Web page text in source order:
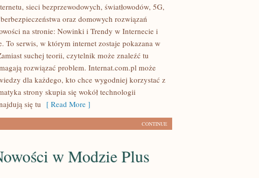
sieci bezprzewodowych, światłowodów, 5G,
oraz domowych rozwiązań
na stronie: Nowinki i Trendy w Internecie i
To serwis, w którym internet zostaje pokazana w
suchej teorii, czytelnik może znaleźć tu
rozwiązać problem. Internat.com.pl może
dla każdego, kto chce wygodniej korzystać z
strony skupia się wokół technologii
się tu [ Read More ]
CONTINUE
w Modzie Plus